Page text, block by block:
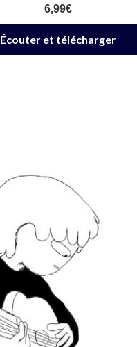
6,99€
Écouter et télécharger